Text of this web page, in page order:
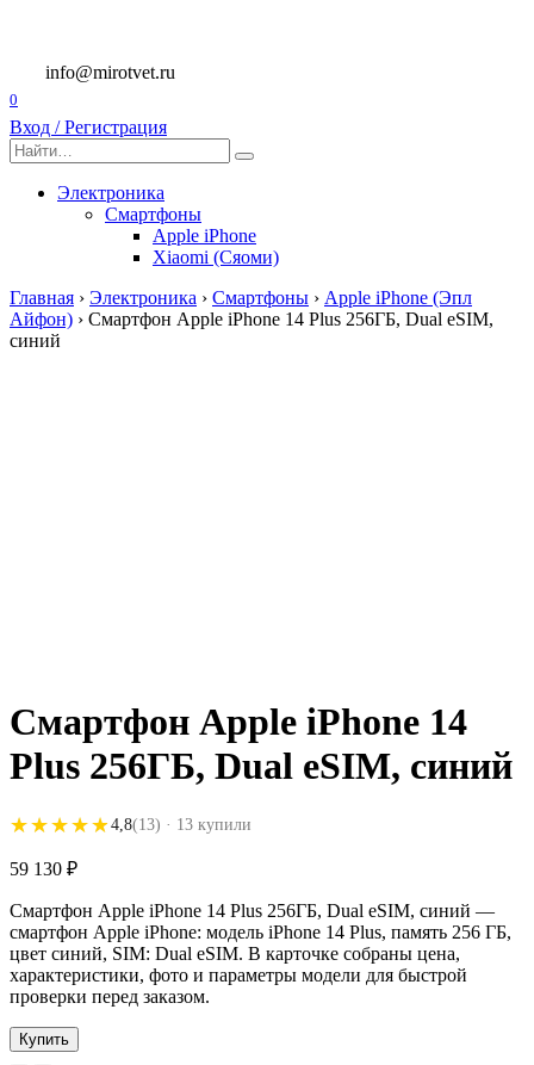
содержанию
info@mirotvet.ru
0
Вход / Регистрация
Search
for:
Электроника
Смартфоны
Apple iPhone
Xiaomi (Сяоми)
Главная › Электроника › Смартфоны › Apple iPhone (Эпл
Айфон) › Смартфон Apple iPhone 14 Plus 256ГБ, Dual eSIM,
синий
Смартфон Apple iPhone 14
Plus 256ГБ, Dual eSIM, синий
★★★★★
★★★★★ 4,8(13) · 13 купили
59 130 ₽
Смартфон Apple iPhone 14 Plus 256ГБ, Dual eSIM, синий —
смартфон Apple iPhone: модель iPhone 14 Plus, память 256 ГБ,
цвет синий, SIM: Dual eSIM. В карточке собраны цена,
характеристики, фото и параметры модели для быстрой
проверки перед заказом.
Купить